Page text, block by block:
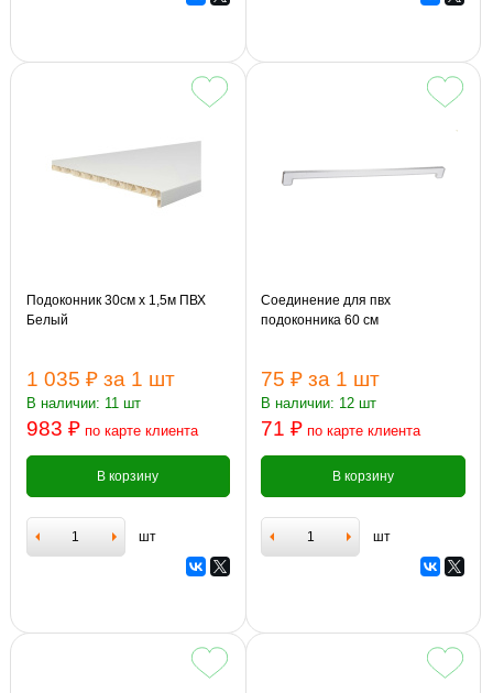
Подоконник 30см х 1,5м ПВХ
Белый
1 035 ₽ за 1 шт
В наличии: 11 шт
983 ₽ по карте клиента
В корзину
шт
Соединение для пвх
подоконника 60 см
75 ₽ за 1 шт
В наличии: 12 шт
71 ₽ по карте клиента
В корзину
шт